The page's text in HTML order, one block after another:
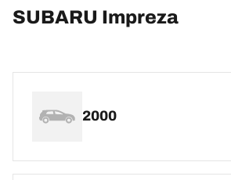
SUBARU Impreza
2000